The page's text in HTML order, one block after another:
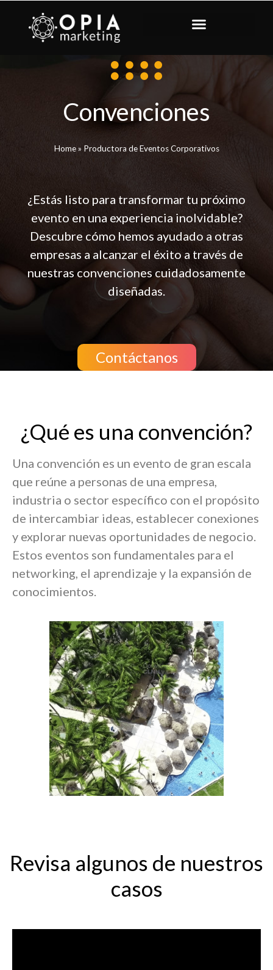
Convenciones
Home» Productora de Eventos Corporativos
¿Estás listo para transformar tu próximo
evento en una experiencia inolvidable?
Descubre cómo hemos ayudado a otras
empresas a alcanzar el éxito a través de
nuestras convenciones cuidadosamente
diseñadas.
Contáctanos
¿Qué es una convención?
Una convención es un evento de gran escala
que reúne a personas de una empresa,
industria o sector específico con el propósito
de intercambiar ideas, establecer conexiones
y explorar nuevas oportunidades de negocio.
Estos eventos son fundamentales para el
networking, el aprendizaje y la expansión de
conocimientos.
Revisa algunos de nuestros
casos